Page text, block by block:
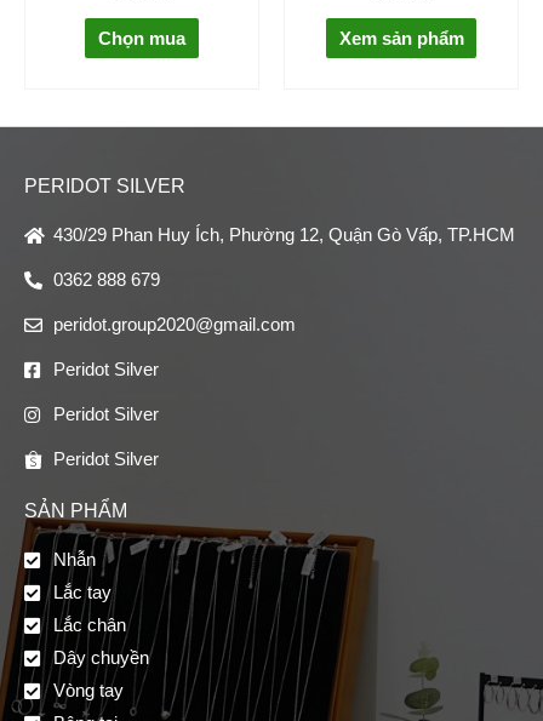
Chọn mua Xem sản phẩm
PERIDOT SILVER
430/29 Phan Huy Ích, Phường 12, Quận Gò Vấp, TP.HCM
0362 888 679
peridot.group2020@gmail.com
Peridot Silver
Peridot Silver
Peridot Silver
SẢN PHẨM
Nhẫn
Lắc tay
Lắc chân
Dây chuyền
Vòng tay